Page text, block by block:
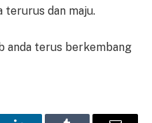
terurus dan maju.
anda terus berkembang